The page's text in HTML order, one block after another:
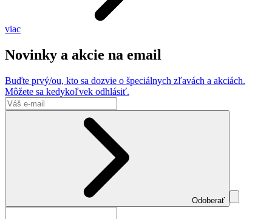
viac
Novinky a akcie na email
Buďte prvý/ou, kto sa dozvie o špeciálnych zľavách a akciách.
Môžete sa kedykoľvek odhlásiť.
Odoberať